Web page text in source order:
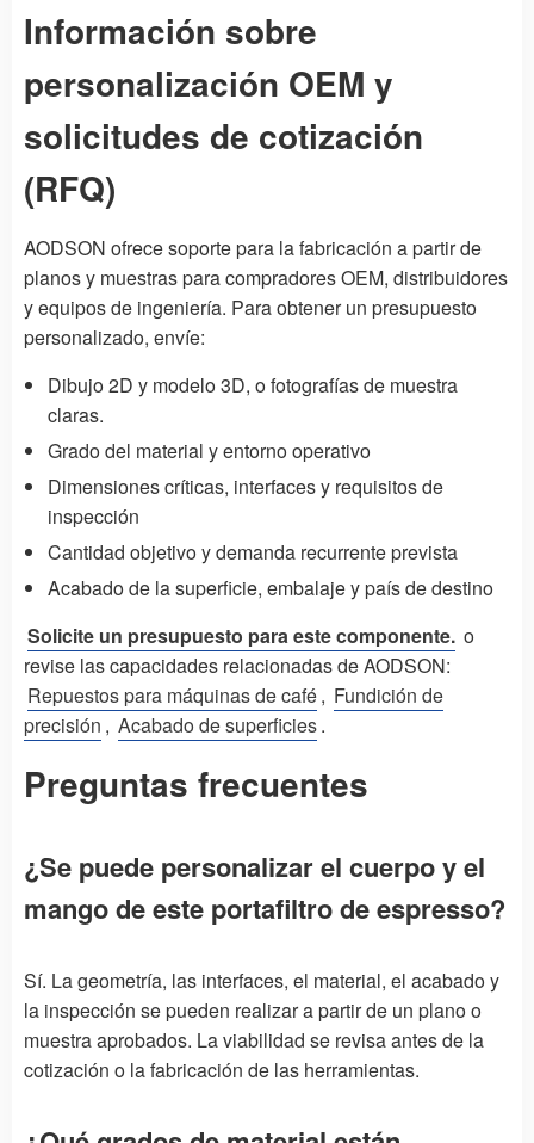
Información sobre
personalización OEM y
solicitudes de cotización
(RFQ)
AODSON ofrece soporte para la fabricación a partir de
planos y muestras para compradores OEM, distribuidores
y equipos de ingeniería. Para obtener un presupuesto
personalizado, envíe:
Dibujo 2D y modelo 3D, o fotografías de muestra
claras.
Grado del material y entorno operativo
Dimensiones críticas, interfaces y requisitos de
inspección
Cantidad objetivo y demanda recurrente prevista
Acabado de la superficie, embalaje y país de destino
Solicite un presupuesto para este componente. o
revise las capacidades relacionadas de AODSON:
Repuestos para máquinas de café, Fundición de
precisión , Acabado de superficies.
Preguntas frecuentes
¿Se puede personalizar el cuerpo y el
mango de este portafiltro de espresso?
Sí. La geometría, las interfaces, el material, el acabado y
la inspección se pueden realizar a partir de un plano o
muestra aprobados. La viabilidad se revisa antes de la
cotización o la fabricación de las herramientas.